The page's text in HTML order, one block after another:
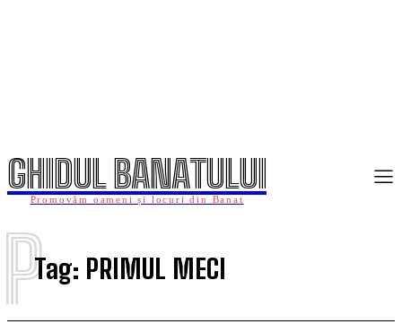
GHIDUL BANATULUI
Promovăm oameni și locuri din Banat
Tag: PRIMUL MECI
P